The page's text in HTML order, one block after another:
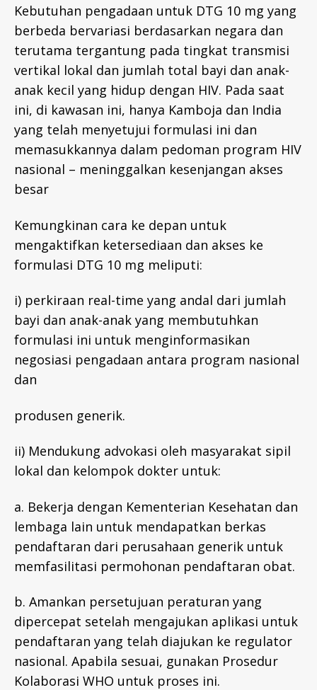
Kebutuhan pengadaan untuk DTG 10 mg yang
berbeda bervariasi berdasarkan negara dan
terutama tergantung pada tingkat transmisi
vertikal lokal dan jumlah total bayi dan anak-
anak kecil yang hidup dengan HIV. Pada saat
ini, di kawasan ini, hanya Kamboja dan India
yang telah menyetujui formulasi ini dan
memasukkannya dalam pedoman program HIV
nasional – meninggalkan kesenjangan akses
besar
Kemungkinan cara ke depan untuk
mengaktifkan ketersediaan dan akses ke
formulasi DTG 10 mg meliputi:
i) perkiraan real-time yang andal dari jumlah
bayi dan anak-anak yang membutuhkan
formulasi ini untuk menginformasikan
negosiasi pengadaan antara program nasional
dan
produsen generik.
ii) Mendukung advokasi oleh masyarakat sipil
lokal dan kelompok dokter untuk:
a. Bekerja dengan Kementerian Kesehatan dan
lembaga lain untuk mendapatkan berkas
pendaftaran dari perusahaan generik untuk
memfasilitasi permohonan pendaftaran obat.
b. Amankan persetujuan peraturan yang
dipercepat setelah mengajukan aplikasi untuk
pendaftaran yang telah diajukan ke regulator
nasional. Apabila sesuai, gunakan Prosedur
Kolaborasi WHO untuk proses ini.